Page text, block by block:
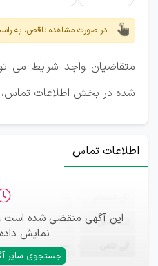
در صورت مشاهده ناقص، به
متقاضیان واجد شرایط می
شده در بخش اطلاعات تماس،
اطلاعات تماس
این آگهی منقضی شده است و
نمایش
جستجوی سایر
ایمیل —
—